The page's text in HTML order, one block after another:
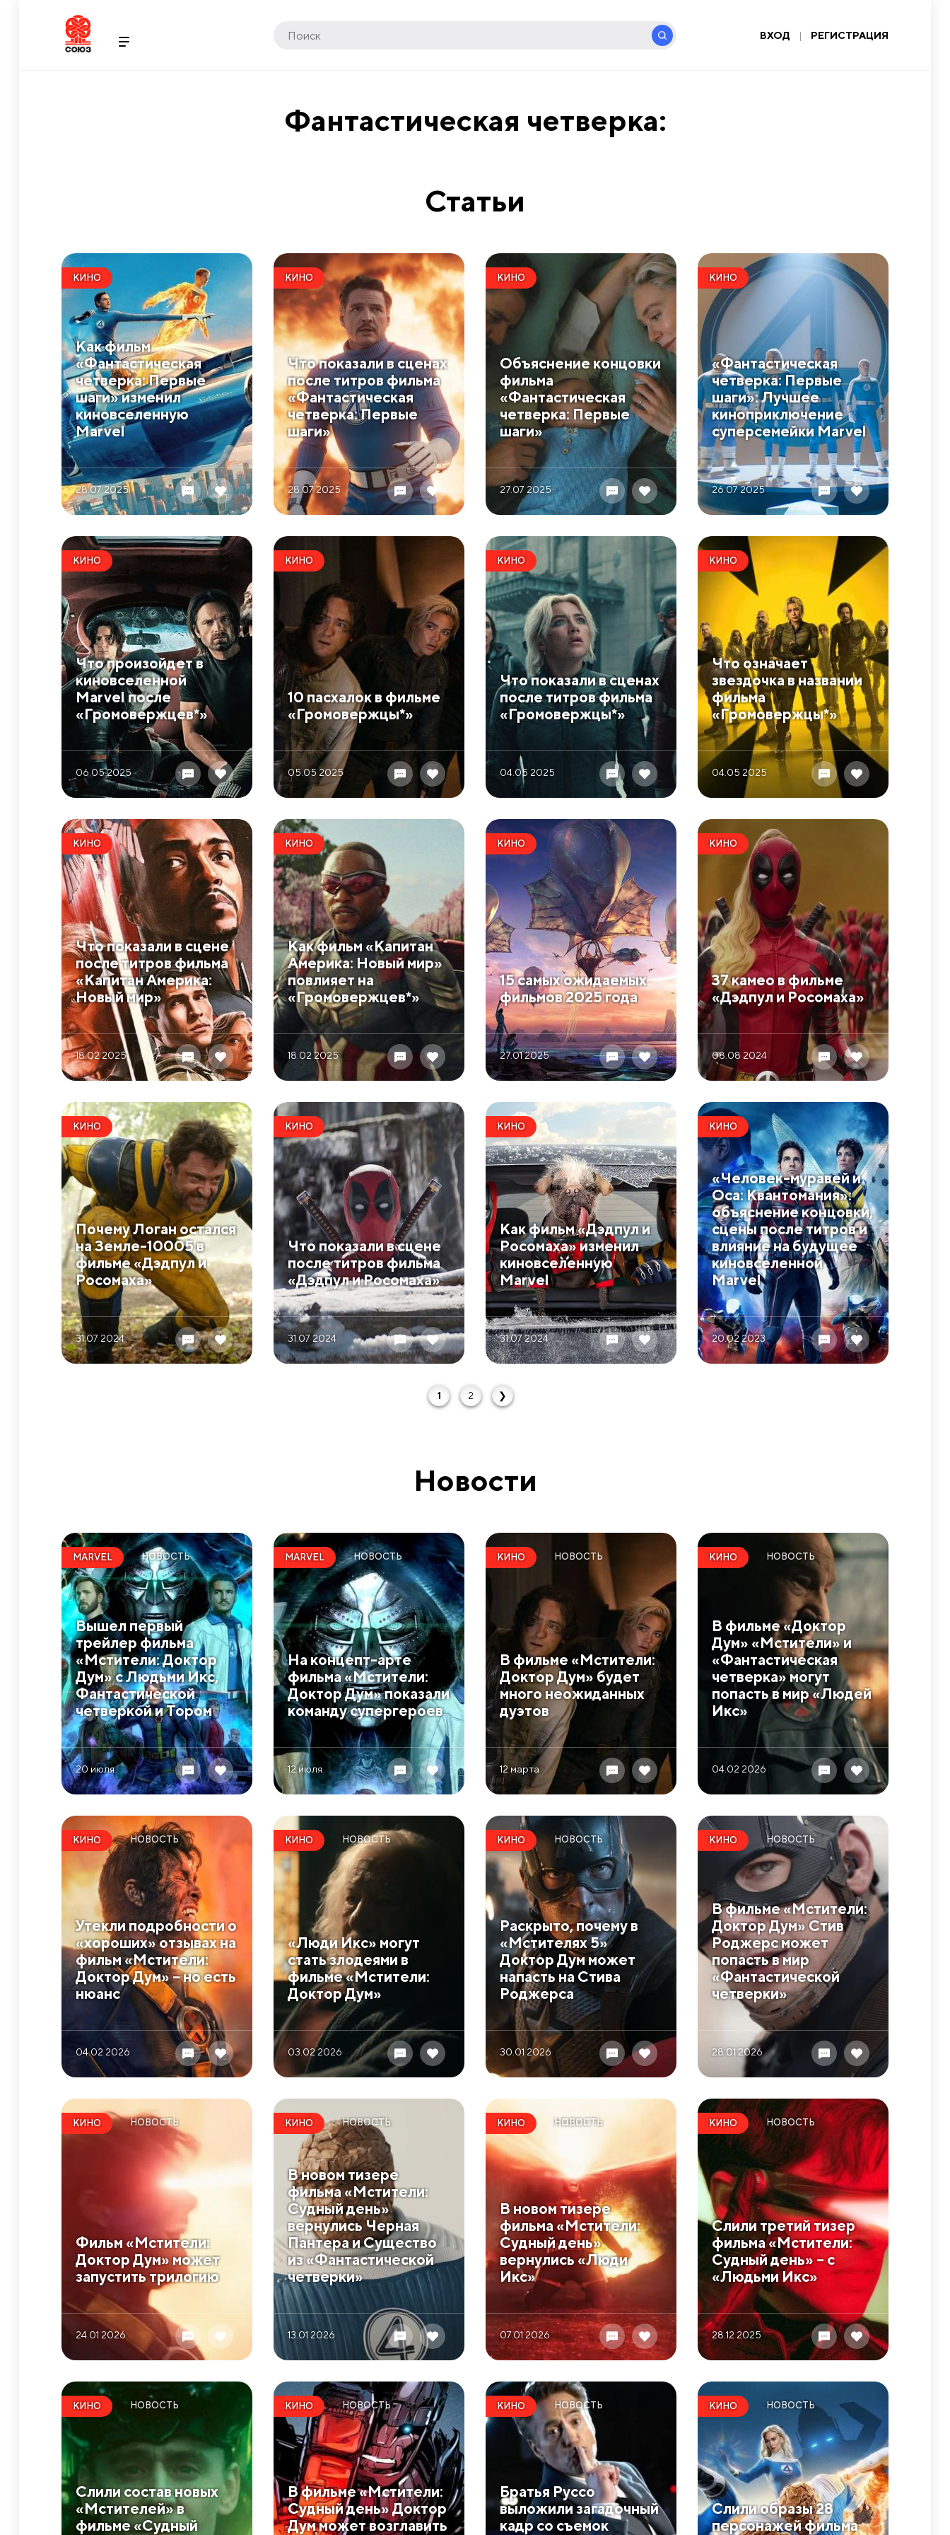
ВХОД | РЕГИСТРАЦИЯ
Фантастическая четверка:
Статьи
КИНО
​Как фильм
«Фантастическая
четверка: Первые
шаги» изменил
киновселенную
Marvel
28.07 2025
КИНО
​Что показали в сценах
после титров фильма
«Фантастическая
четверка: Первые
шаги»
28.07 2025
КИНО
​Объяснение концовки
фильма
«Фантастическая
четверка: Первые
шаги»
27.07 2025
КИНО
​«Фантастическая
четверка: Первые
шаги»: Лучшее
киноприключение
суперсемейки Marvel
26.07 2025
КИНО
​Что произойдет в
киновселенной
Marvel после
«Громовержцев*»
06.05 2025
КИНО
​10 пасхалок в фильме
«Громовержцы*»
05.05 2025
КИНО
​Что показали в сценах
после титров фильма
«Громовержцы*»
04.05 2025
КИНО
​Что означает
звездочка в названии
фильма
«Громовержцы*»
04.05 2025
КИНО
​Что показали в сцене
после титров фильма
«Капитан Америка:
Новый мир»
18.02 2025
КИНО
​Как фильм «Капитан
Америка: Новый мир»
повлияет на
«Громовержцев*»
18.02 2025
КИНО
​15 самых ожидаемых
фильмов 2025 года
27.01 2025
КИНО
​37 камео в фильме
«Дэдпул и Росомаха»
08.08 2024
КИНО
​Почему Логан остался
на Земле-10005 в
фильме «Дэдпул и
Росомаха»
31.07 2024
КИНО
​Что показали в сцене
после титров фильма
«Дэдпул и Росомаха»
31.07 2024
КИНО
​Как фильм «Дэдпул и
Росомаха» изменил
киновселенную
Marvel
31.07 2024
КИНО
​«Человек-муравей и
Оса: Квантомания»:
объяснение концовки,
сцены после титров и
влияние на будущее
киновселенной
Marvel
20.02 2023
1 2 ❯
Новости
MARVEL НОВОСТЬ
Вышел первый
трейлер фильма
«Мстители: Доктор
Дум» с Людьми Икс,
Фантастической
четверкой и Тором
20 июля
MARVEL НОВОСТЬ
На концепт-арте
фильма «Мстители:
Доктор Дум» показали
команду супергероев
12 июля
КИНО НОВОСТЬ
В фильме «Мстители:
Доктор Дум» будет
много неожиданных
дуэтов
12 марта
КИНО НОВОСТЬ
В фильме «Доктор
Дум» «Мстители» и
«Фантастическая
четверка» могут
попасть в мир «Людей
Икс»
04.02 2026
КИНО НОВОСТЬ
Утекли подробности о
«хороших» отзывах на
фильм «Мстители:
Доктор Дум» – но есть
нюанс
04.02 2026
КИНО НОВОСТЬ
«Люди Икс» могут
стать злодеями в
фильме «Мстители:
Доктор Дум»
03.02 2026
КИНО НОВОСТЬ
Раскрыто, почему в
«Мстителях 5»
Доктор Дум может
напасть на Стива
Роджерса
30.01 2026
КИНО НОВОСТЬ
В фильме «Мстители:
Доктор Дум» Стив
Роджерс может
попасть в мир
«Фантастической
четверки»
28.01 2026
КИНО НОВОСТЬ
Фильм «Мстители:
Доктор Дум» может
запустить трилогию
24.01 2026
КИНО НОВОСТЬ
В новом тизере
фильма «Мстители:
Судный день»
вернулись Черная
Пантера и Существо
из «Фантастической
четверки»
13.01 2026
КИНО НОВОСТЬ
В новом тизере
фильма «Мстители:
Судный день»
вернулись «Люди
Икс»
07.01 2026
КИНО НОВОСТЬ
Слили третий тизер
фильма «Мстители:
Судный день» – с
«Людьми Икс»
28.12 2025
КИНО НОВОСТЬ
Слили состав новых
«Мстителей» в
фильме «Судный
КИНО НОВОСТЬ
В фильме «Мстители:
Судный день» Доктор
Дум может возглавить
КИНО НОВОСТЬ
Братья Руссо
выложили загадочный
кадр со съемок
КИНО НОВОСТЬ
Слили образы 28
персонажей фильма